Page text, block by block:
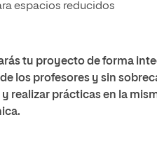
espacios reducidos
tu proyecto de forma
los profesores y sin
realizar prácticas en la